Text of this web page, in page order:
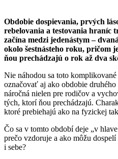
Obdobie dospievania, prvých
rebelovania a testovania hraníc
začína medzi jedenástym –
okolo šestnásteho roku, pričom
ňou prechádzajú o rok až dva
Nie náhodou sa toto
označovať aj ako obdobie
náročná nielen pre rodičov a
tých, ktorí ňou prechádzajú.
ktoré prebiehajú ako na fyzickej
Čo sa v tomto období deje „v
prečo vzdoruje a ako môžu
i sebe?